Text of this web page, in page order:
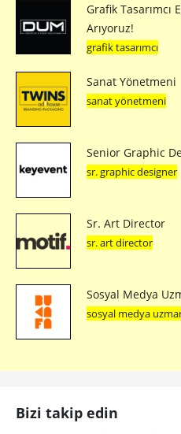
Grafik Tasarımcı
Arıyoruz!
grafik tasarımcı
Sanat Yönetmeni
sanat yönetmeni
Senior Graphic
sr. graphic designer
Sr. Art Director
sr. art director
Sosyal Medya
sosyal medya
Bizi takip edin